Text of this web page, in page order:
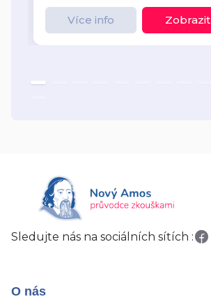
Více info Zobrazit
Sledujte nás na sociálních sítích :
O nás